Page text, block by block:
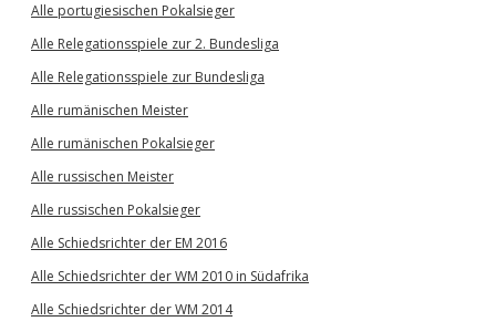
Alle portugiesischen Pokalsieger
Alle Relegationsspiele zur 2. Bundesliga
Alle Relegationsspiele zur Bundesliga
Alle rumänischen Meister
Alle rumänischen Pokalsieger
Alle russischen Meister
Alle russischen Pokalsieger
Alle Schiedsrichter der EM 2016
Alle Schiedsrichter der WM 2010 in Südafrika
Alle Schiedsrichter der WM 2014